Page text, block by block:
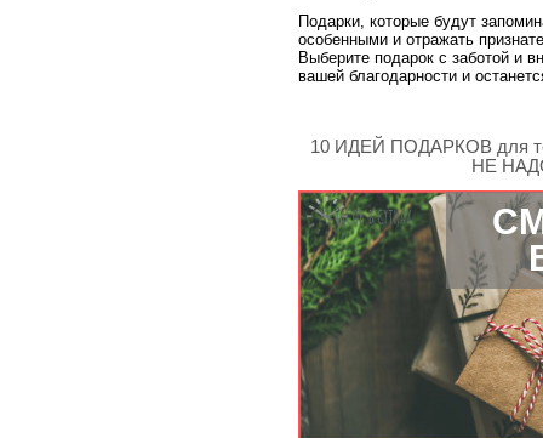
Подарки, которые будут
особенными и отражать
Выберите подарок с заботой и
вашей благодарности и
10 ИДЕЙ ПОДАРКОВ для
НЕ